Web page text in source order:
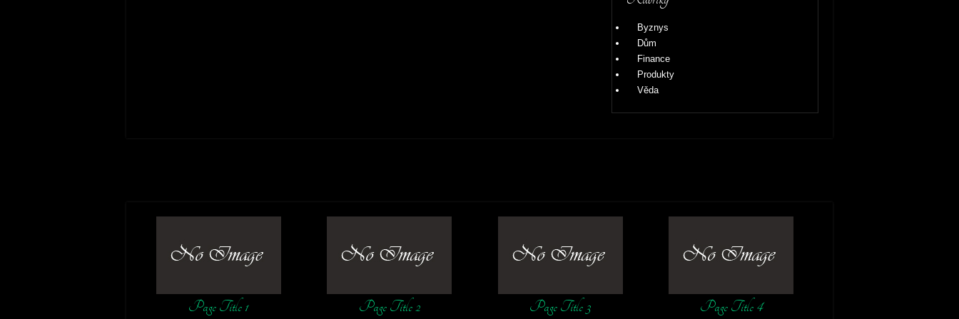
Byznys
Dům
Finance
Produkty
Věda
Page Title 1 Page Title 2 Page Title 3 Page Title 4